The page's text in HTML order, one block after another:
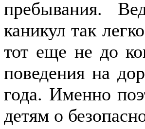
пребывания.
каникул так
тот еще не до
поведения на
года. Именно
детям о